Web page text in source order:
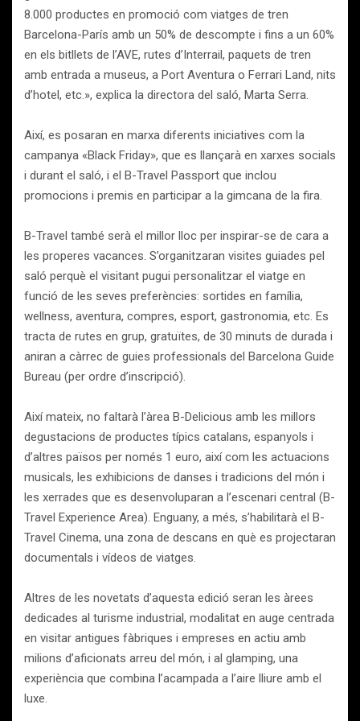
8.000 productes en promoció com viatges de tren
Barcelona-París amb un 50% de descompte i fins a un 60%
en els bitllets de l’AVE, rutes d’Interrail, paquets de tren
amb entrada a museus, a Port Aventura o Ferrari Land, nits
d’hotel, etc.», explica la directora del saló, Marta Serra.
Així, es posaran en marxa diferents iniciatives com la
campanya «Black Friday», que es llançarà en xarxes socials
i durant el saló, i el B-Travel Passport que inclou
promocions i premis en participar a la gimcana de la fira.
B-Travel també serà el millor lloc per inspirar-se de cara a
les properes vacances. S’organitzaran visites guiades pel
saló perquè el visitant pugui personalitzar el viatge en
funció de les seves preferències: sortides en família,
wellness, aventura, compres, esport, gastronomia, etc. Es
tracta de rutes en grup, gratuïtes, de 30 minuts de durada i
aniran a càrrec de guies professionals del Barcelona Guide
Bureau (per ordre d’inscripció).
Així mateix, no faltarà l’àrea B-Delicious amb les millors
degustacions de productes típics catalans, espanyols i
d’altres països per només 1 euro, així com les actuacions
musicals, les exhibicions de danses i tradicions del món i
les xerrades que es desenvoluparan a l’escenari central (B-
Travel Experience Area). Enguany, a més, s’habilitarà el B-
Travel Cinema, una zona de descans en què es projectaran
documentals i vídeos de viatges.
Altres de les novetats d’aquesta edició seran les àrees
dedicades al turisme industrial, modalitat en auge centrada
en visitar antigues fàbriques i empreses en actiu amb
milions d’aficionats arreu del món, i al glamping, una
experiència que combina l’acampada a l’aire lliure amb el
luxe.